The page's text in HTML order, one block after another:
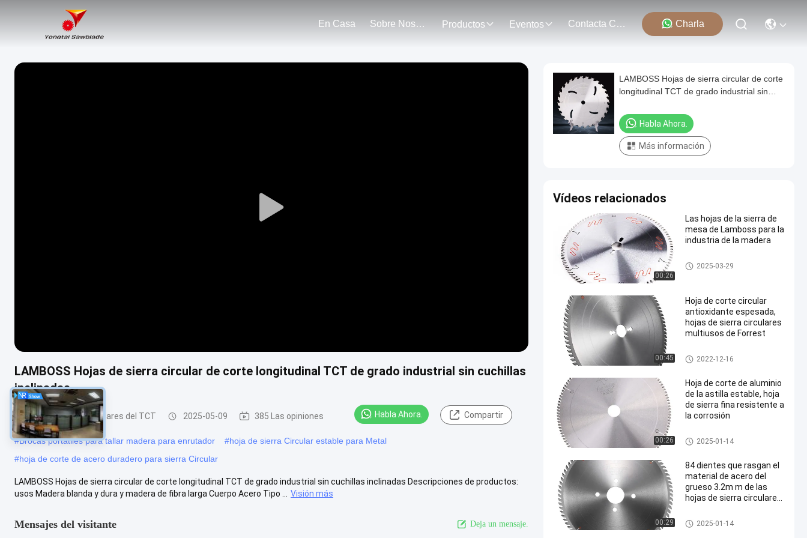
En Casa Sobre Nosotros Productos Eventos Contacta Con Nosotros Charla
Play
LAMBOSS Hojas de sierra circular de corte longitudinal TCT de grado industrial sin cuchillas
inclinadas
Hojas de sierra circulares del TCT 2025-05-09 385 Las opiniones Habla Ahora. Compartir
#Brocas portátiles para tallar madera para enrutador #hoja de sierra Circular estable para Metal
#hoja de corte de acero duradero para sierra Circular
LAMBOSS Hojas de sierra circular de corte longitudinal TCT de grado industrial sin cuchillas inclinadas Descripciones de productos:
usos Madera blanda y dura y madera de fibra larga Cuerpo Acero Tipo ...
Visión más
Mensajes del visitante Deja un mensaje.
LAMBOSS Hojas de sierra circular de corte
longitudinal TCT de grado industrial sin
Habla Ahora.
Más información
Vídeos relacionados
00:26
Las hojas de la sierra de
mesa de Lamboss para la
industria de la madera
Hojas de sierra circulares del
TCT
2025-03-29
00:45
Hoja de corte circular
antioxidante espesada,
hojas de sierra circulares
multiusos de Forrest
Hojas de sierra circulares del
TCT
2022-12-16
00:26
Hoja de corte de aluminio
de la astilla estable, hoja
de sierra fina resistente a
la corrosión
Hojas de sierra circulares del
TCT
2025-01-14
00:29
84 dientes que rasgan el
material de acero del
grueso 3.2m m de las
hojas de sierra circulares
Hojas de sierra circulares del
TCT
2025-01-14